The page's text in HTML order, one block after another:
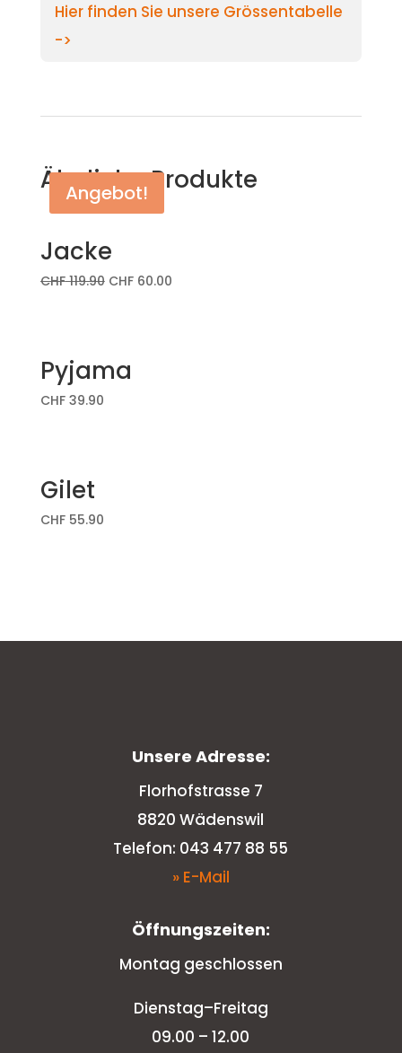
Hier finden Sie unsere Grössentabelle
->
Ähnliche Produkte
Angebot!
Jacke
CHF119.90 CHF60.00
Pyjama
CHF39.90
Gilet
CHF55.90
Unsere Adresse:
Florhofstrasse 7
8820 Wädenswil
Telefon: 043 477 88 55
» E-Mail
Öffnungszeiten:
Montag geschlossen
Dienstag–Freitag
09.00 – 12.00